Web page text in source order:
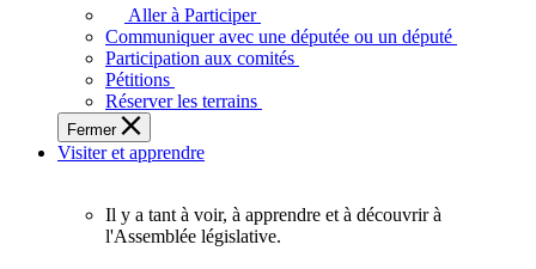
plein
potentiel,
l'Assemblée
a
besoin
de
Aller à Participer
Communiquer avec une députée ou un député
Participation aux comités
Pétitions
Réserver les terrains
Fermer
Visiter et apprendre
Il y a tant à voir, à apprendre et à découvrir à
l'Assemblée législative.